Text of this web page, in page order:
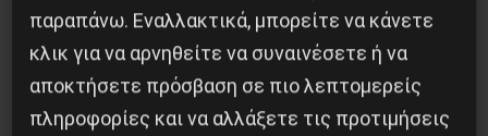
26 Μαΐου 2025
παραπάνω. Εναλλακτικά, μπορείτε να κάνετε
κλικ για να αρνηθείτε να συναινέσετε ή να
αποκτήσετε πρόσβαση σε πιο λεπτομερείς
πληροφορίες και να αλλάξετε τις προτιμήσεις